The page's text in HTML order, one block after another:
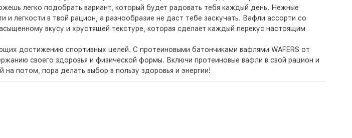
легко подобрать вариант, который будет радовать тебя каждый день. Нежные
в твой рацион, а разнообразие не даст тебе заскучать. Вафли ассорти со
вкусу и хрустящей текстуре, которая сделает каждый перекус настоящим
достижению спортивных целей. С протеиновыми батончиками вафлями WAFERS от
своего здоровья и физической формы. Включи протеиновые вафли в свой рацион и
потом, пора делать выбор в пользу здоровья и энергии!